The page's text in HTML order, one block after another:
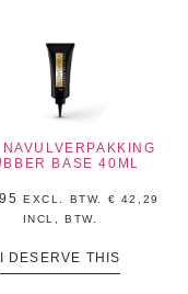
BASE 40ML
EXCL. BTW. € 42,29
INCL, BTW.
I DESERVE THIS